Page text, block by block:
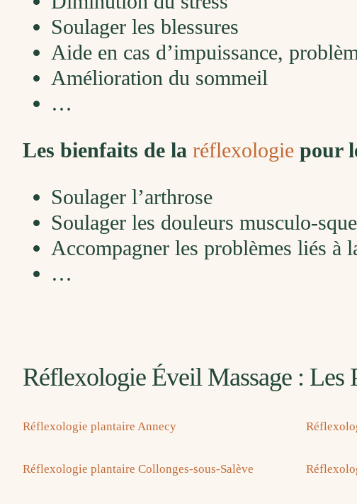
Soulager les blessures
Aide en cas d’impuissance,
Amélioration du sommeil
…
Les bienfaits de la réflexologie pour
Soulager l’arthrose
Soulager les douleurs musculo-
Accompagner les problèmes liés à
…
Réflexologie Éveil Massage : Les
Réflexologie plantaire Annecy
Réflexologie plantaire Collonges-sous-Salève